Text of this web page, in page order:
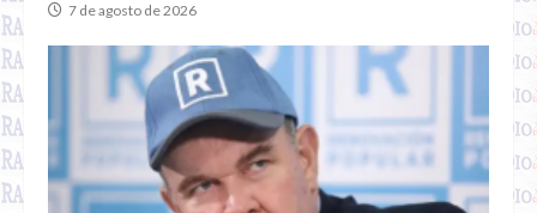
7 de agosto de 2026